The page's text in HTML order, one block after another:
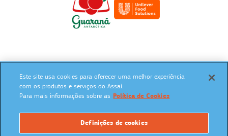
SIGA NAS REDES SOCIAIS:
Este site usa cookies para oferecer uma melhor experiência
com os produtos e serviços do Assaí.
Para mais informações sobre as Política de Cookies
Definições de cookies